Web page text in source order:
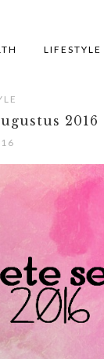
LIFESTYLE
2016